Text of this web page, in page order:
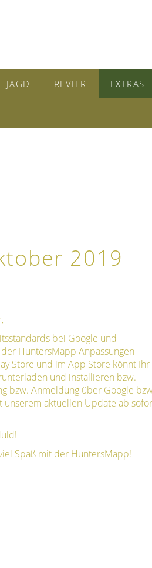
JAGD REVIER EXTRAS
2019
bei Google und
HuntersMapp Anpassungen
Store und im App Store könnt Ihr
und installieren bzw.
bzw. Anmeldung über Google
unserem aktuellen Update ab
Spaß mit der HuntersMapp!